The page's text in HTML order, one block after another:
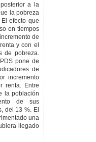
a la
la pobreza
efecto que
en tiempos
de
y con el
de pobreza.
pone de
de
incremento
renta. Entre
la población
de sus
del 13 %. El
una
llegado